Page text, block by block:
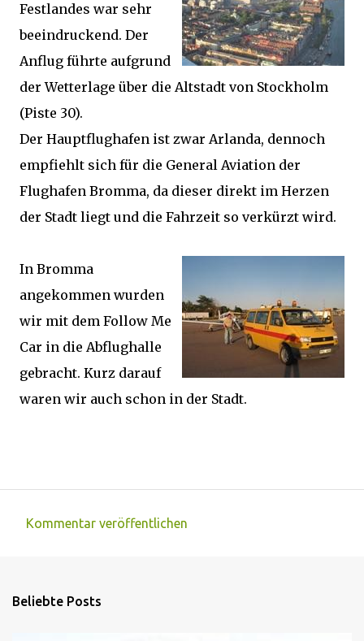
Festlandes war sehr
beeindruckend. Der
Anflug führte aufgrund
der Wetterlage über die Altstadt von Stockholm
(Piste 30).
Der Hauptflughafen ist zwar Arlanda, dennoch
empfiehlt sich für die General Aviation der
Flughafen Bromma, da dieser direkt im Herzen
der Stadt liegt und die Fahrzeit so verkürzt wird.
In Bromma
angekommen wurden
wir mit dem Follow Me
Car in die Abflughalle
gebracht. Kurz darauf
waren wir auch schon in der Stadt.
m
Kommentar veröffentlichen
Beliebte Posts